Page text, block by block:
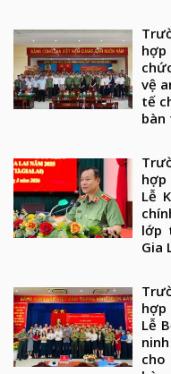
vệ
tế
bàn
Lễ
lớp
Gia
hợp
Lễ